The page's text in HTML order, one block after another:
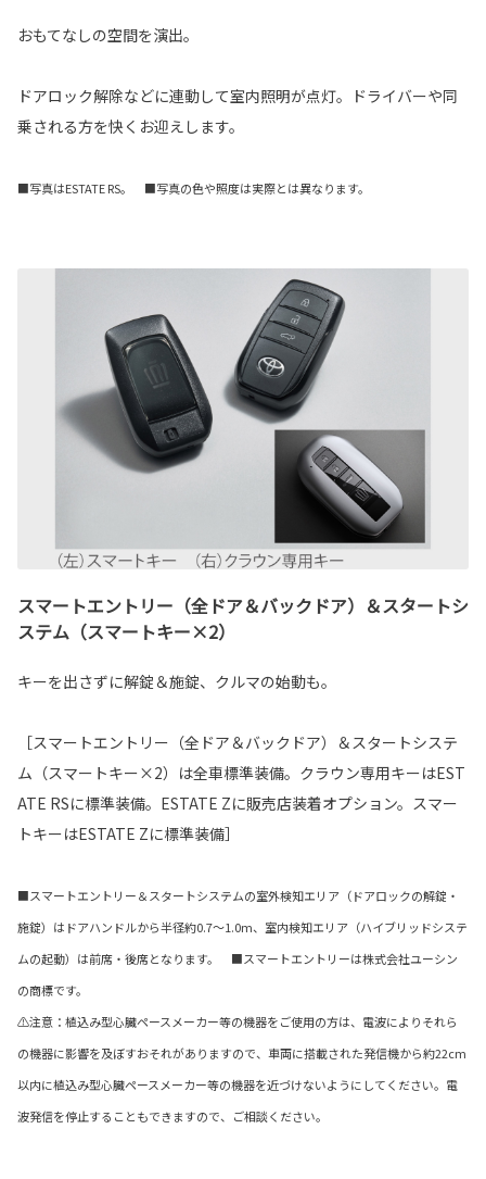
おもてなしの空間を演出。
ドアロック解除などに連動して室内照明が点灯。ドライバーや同
乗される方を快くお迎えします。
■写真はESTATE RS。 ■写真の色や照度は実際とは異なります。
スマートエントリー（全ドア＆バックドア）＆スタートシ
ステム（スマートキー×2）
キーを出さずに解錠＆施錠、クルマの始動も。
［スマートエントリー（全ドア＆バックドア）＆スタートシステ
ム（スマートキー×2）は全車標準装備。クラウン専用キーはEST
ATE RSに標準装備。ESTATE Zに販売店装着オプション。スマー
トキーはESTATE Zに標準装備］
■スマートエントリー＆スタートシステムの室外検知エリア（ドアロックの解錠・
施錠）はドアハンドルから半径約0.7～1.0m、室内検知エリア（ハイブリッドシステ
ムの起動）は前席・後席となります。 ■スマートエントリーは株式会社ユーシン
の商標です。
⚠注意：植込み型心臓ペースメーカー等の機器をご使用の方は、電波によりそれら
の機器に影響を及ぼすおそれがありますので、車両に搭載された発信機から約22cm
以内に植込み型心臓ペースメーカー等の機器を近づけないようにしてください。電
波発信を停止することもできますので、ご相談ください。